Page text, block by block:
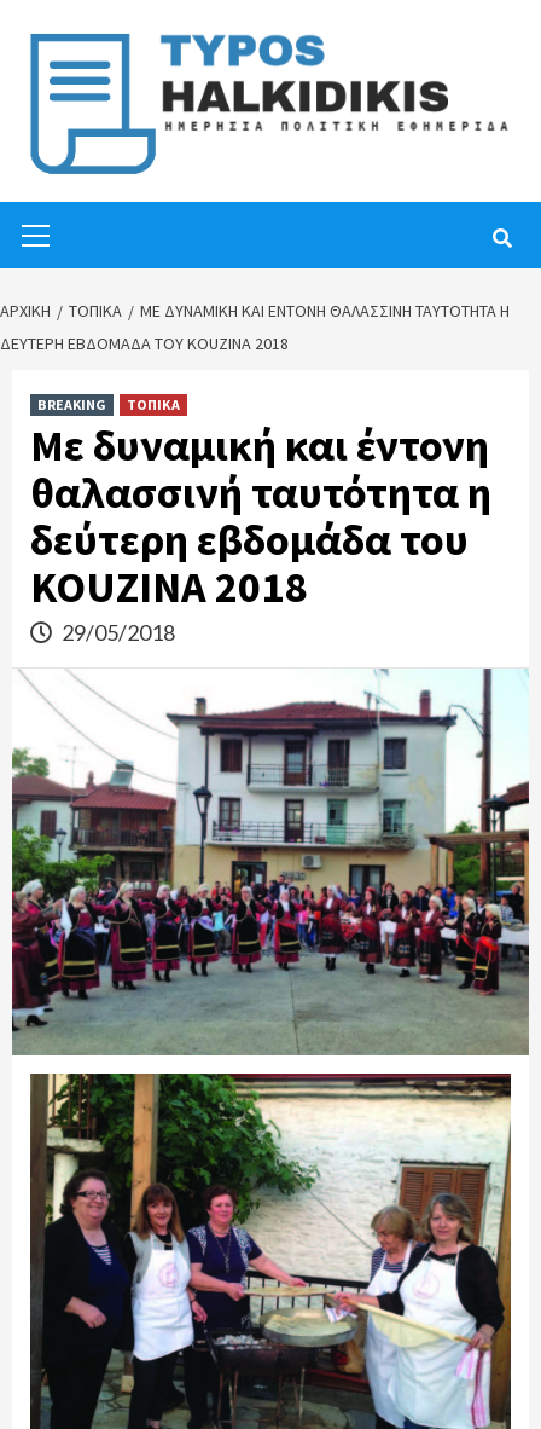
content
Menu
ΑΡΧΙΚΉ ΤΟΠΙΚΑ
ΜΕ ΔΥΝΑΜΙΚΉ ΚΑΙ ΈΝΤΟΝΗ ΘΑΛΑΣΣΙΝΉ ΤΑΥΤΌΤΗΤΑ Η
ΔΕΎΤΕΡΗ ΕΒΔΟΜΆΔΑ ΤΟΥ KOUZINA 2018
BREAKING ΤΟΠΙΚΑ
Με δυναμική και έντονη
θαλασσινή ταυτότητα η
δεύτερη εβδομάδα του
KOUZINA 2018
29/05/2018